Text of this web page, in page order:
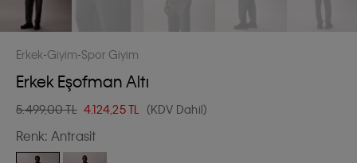
Erkek Giyim Spor Giyim
Erkek Eşofman Altı
5.499,00 TL 4.124,25TL (KDV Dahil)
Renk: Antrasit